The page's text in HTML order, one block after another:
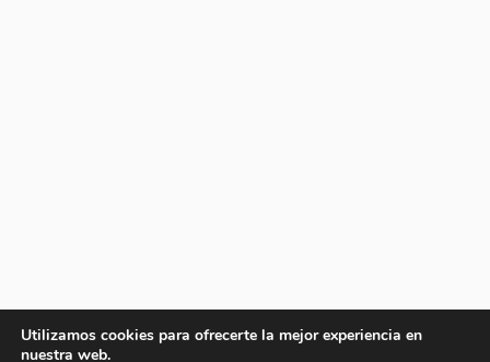
Utilizamos cookies para ofrecerte la mejor experiencia en
nuestra web.